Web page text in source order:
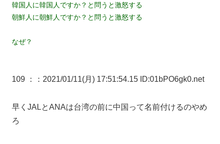
韓国人に韓国人ですか？と問うと激怒する
朝鮮人に朝鮮人ですか？と問うと激怒する
なぜ？
109 ： ：2021/01/11(月) 17:51:54.15 ID:01bPO6gk0.net
早くJALとANAは台湾の前に中国って名前付けるのやめ
ろ